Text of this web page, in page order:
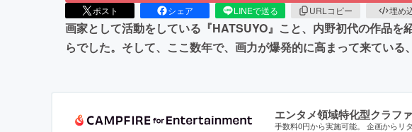
ポスト シェア LINEで送る URLコピー 埋め
画家として活動をしている『HATSUYO』こと、内野初代の作品
らでした。そして、ここ数年で、画力が爆発的に高まって来ている
エンタメ領域特化型クラフ
手数料0円から実施可能。 企画からリ